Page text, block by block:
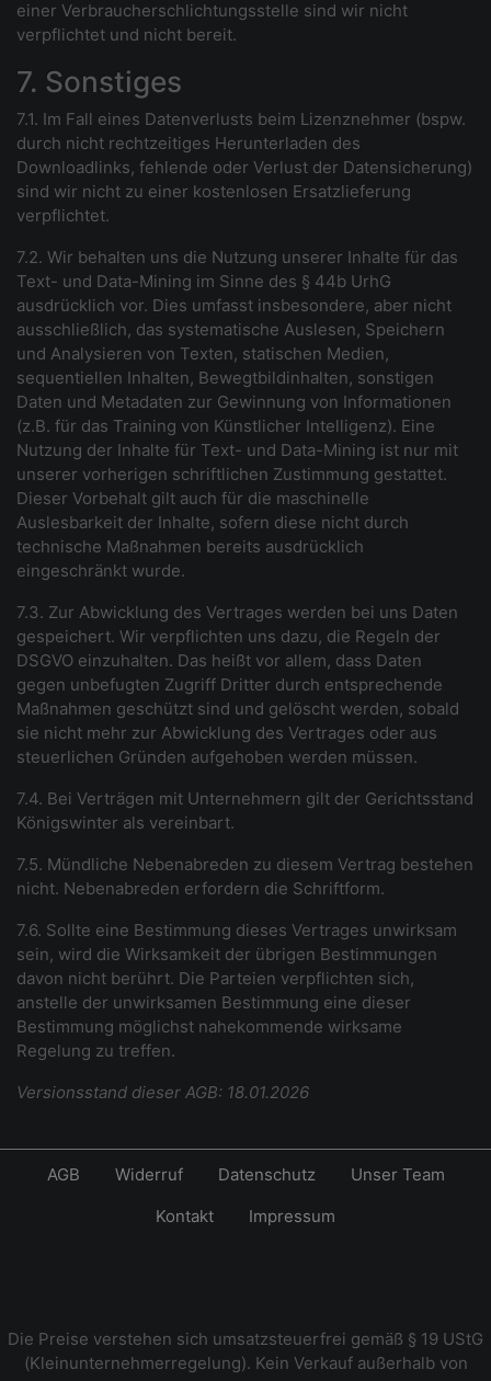
einer Verbraucherschlichtungsstelle sind wir nicht
verpflichtet und nicht bereit.
7. Sonstiges
7.1. Im Fall eines Datenverlusts beim Lizenznehmer (bspw.
durch nicht rechtzeitiges Herunterladen des
Downloadlinks, fehlende oder Verlust der Datensicherung)
sind wir nicht zu einer kostenlosen Ersatzlieferung
verpflichtet.
7.2. Wir behalten uns die Nutzung unserer Inhalte für das
Text- und Data-Mining im Sinne des § 44b UrhG
ausdrücklich vor. Dies umfasst insbesondere, aber nicht
ausschließlich, das systematische Auslesen, Speichern
und Analysieren von Texten, statischen Medien,
sequentiellen Inhalten, Bewegtbildinhalten, sonstigen
Daten und Metadaten zur Gewinnung von Informationen
(z.B. für das Training von Künstlicher Intelligenz). Eine
Nutzung der Inhalte für Text- und Data-Mining ist nur mit
unserer vorherigen schriftlichen Zustimmung gestattet.
Dieser Vorbehalt gilt auch für die maschinelle
Auslesbarkeit der Inhalte, sofern diese nicht durch
technische Maßnahmen bereits ausdrücklich
eingeschränkt wurde.
7.3. Zur Abwicklung des Vertrages werden bei uns Daten
gespeichert. Wir verpflichten uns dazu, die Regeln der
DSGVO einzuhalten. Das heißt vor allem, dass Daten
gegen unbefugten Zugriff Dritter durch entsprechende
Maßnahmen geschützt sind und gelöscht werden, sobald
sie nicht mehr zur Abwicklung des Vertrages oder aus
steuerlichen Gründen aufgehoben werden müssen.
7.4. Bei Verträgen mit Unternehmern gilt der Gerichtsstand
Königswinter als vereinbart.
7.5. Mündliche Nebenabreden zu diesem Vertrag bestehen
nicht. Nebenabreden erfordern die Schriftform.
7.6. Sollte eine Bestimmung dieses Vertrages unwirksam
sein, wird die Wirksamkeit der übrigen Bestimmungen
davon nicht berührt. Die Parteien verpflichten sich,
anstelle der unwirksamen Bestimmung eine dieser
Bestimmung möglichst nahekommende wirksame
Regelung zu treffen.
Versionsstand dieser AGB: 18.01.2026
AGB Widerruf Datenschutz
Unser Team
Kontakt
Impressum
Die Preise verstehen sich umsatzsteuerfrei gemäß § 19 UStG
(Kleinunternehmerregelung). Kein Verkauf außerhalb von